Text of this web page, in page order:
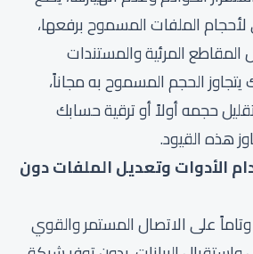
الملفات المسموح برفعها،
المرئية والمستندات
الحجم المسموح به مجاناً،
حجمه أولاً أو ترقية حسابك
هذه القيود.
الأدوات وتعديل الملفات دون
وتاماً على الاتصال المستمر والقوي